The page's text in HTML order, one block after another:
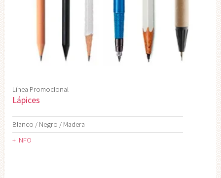
Línea Promocional
Lápices
Blanco / Negro / Madera
+ INFO